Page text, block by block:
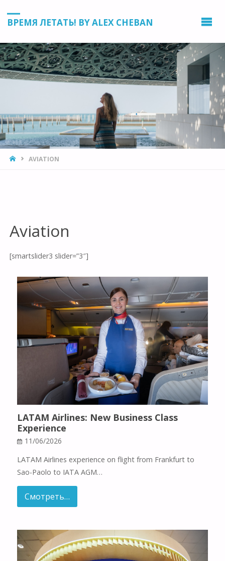
ВРЕМЯ ЛЕТАТЬ! BY ALEX CHEBAN
HOMEAVIATION
Aviation
[smartslider3 slider=”3″]
LATAM Airlines: New Business Class
Experience
11/06/2026
LATAM Airlines experience on flight from Frankfurt to
Sao-Paolo to IATA AGM…
Смотреть…